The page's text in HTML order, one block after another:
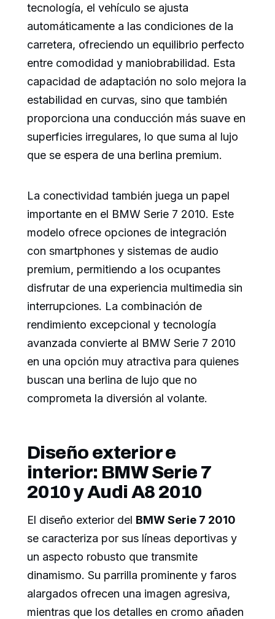
tecnología, el vehículo se ajusta
automáticamente a las condiciones de la
carretera, ofreciendo un equilibrio perfecto
entre comodidad y maniobrabilidad. Esta
capacidad de adaptación no solo mejora la
estabilidad en curvas, sino que también
proporciona una conducción más suave en
superficies irregulares, lo que suma al lujo
que se espera de una berlina premium.
La conectividad también juega un papel
importante en el BMW Serie 7 2010. Este
modelo ofrece opciones de integración
con smartphones y sistemas de audio
premium, permitiendo a los ocupantes
disfrutar de una experiencia multimedia sin
interrupciones. La combinación de
rendimiento excepcional y tecnología
avanzada convierte al BMW Serie 7 2010
en una opción muy atractiva para quienes
buscan una berlina de lujo que no
comprometa la diversión al volante.
Diseño exterior e
interior: BMW Serie 7
2010 y Audi A8 2010
El diseño exterior del BMW Serie 7 2010
se caracteriza por sus líneas deportivas y
un aspecto robusto que transmite
dinamismo. Su parrilla prominente y faros
alargados ofrecen una imagen agresiva,
mientras que los detalles en cromo añaden